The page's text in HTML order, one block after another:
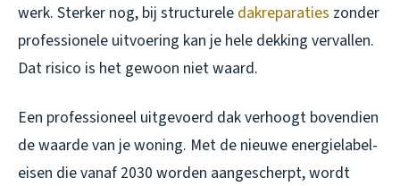
werk. Sterker nog, bij structurele dakreparaties zonder
professionele uitvoering kan je hele dekking vervallen.
Dat risico is het gewoon niet waard.
Een professioneel uitgevoerd dak verhoogt bovendien
de waarde van je woning. Met de nieuwe energielabel-
eisen die vanaf 2030 worden aangescherpt, wordt